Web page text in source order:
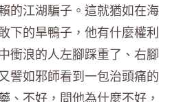
的江湖騙子。這就猶如在海
下的旱鴨子，他有什麼權利
衝浪的人左腳踩重了、右腳
譬如邪師看到一包治頭痛的
、不好，問他為什麼不好，